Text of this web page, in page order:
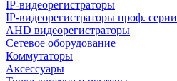
IP-видеорегистраторы
IP-видеорегистраторы проф. серии
AHD видеорегистраторы
Сетевое оборудование
Коммутаторы
Аксессуары